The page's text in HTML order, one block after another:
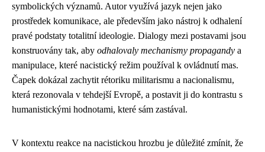
symbolických významů. Autor využívá jazyk nejen jako
prostředek komunikace, ale především jako nástroj k odhalení
pravé podstaty totalitní ideologie. Dialogy mezi postavami jsou
konstruovány tak, aby odhalovaly mechanismy propagandy a
manipulace, které nacistický režim používal k ovládnutí mas.
Čapek dokázal zachytit rétoriku militarismu a nacionalismu,
která rezonovala v tehdejší Evropě, a postavit ji do kontrastu s
humanistickými hodnotami, které sám zastával.
V kontextu reakce na nacistickou hrozbu je důležité zmínit, že